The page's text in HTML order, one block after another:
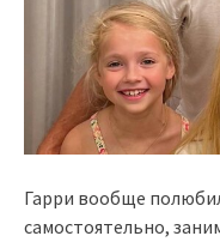
Гарри вообще
самостоятельно,